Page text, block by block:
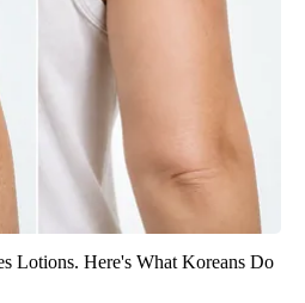
Lotions. Here's What Koreans Do